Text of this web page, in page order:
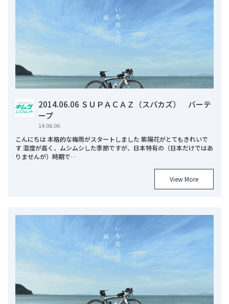
2014.06.06 ＳＵＰＡＣＡＺ（スパカズ） バーテ
ープ
14.06.06
こんにちは 本格的な梅雨がスタートしました 紫陽花がとてもきれいで
す 湿度が高く、ムシムシした季節ですが、日本特有の（日本だけではあ
りませんが）時期で…
View More